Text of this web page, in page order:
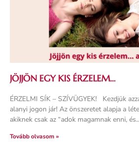
JÖJJÖN EGY KIS ÉRZELEM…
ÉRZELMI SÍK – SZÍVÜGYEK! Kezdjük
alanyi jogon jár! Az önszeretet alapja a
akiknek csak az “adok magamnak enni, és
Tovább olvasom »